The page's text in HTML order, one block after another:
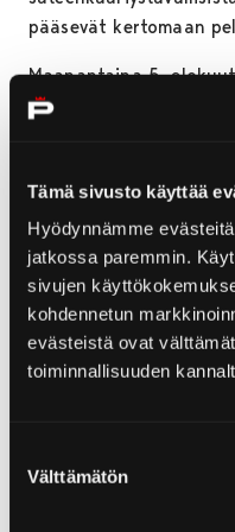
Tämä sivusto käyttää
Hyödynnämme
jatkossa paremmin.
sivujen
kohdennetun
evästeistä ovat
toiminnallisuuden
valinta
Välttämätön
pääsevät kertomaan
Maanantaina 5.
kello 17–18
pihalla. Tapahtumat
hyvinvointirahahanketta.
Torstaina 8. elokuuta
sateenkaariteemainen
kaupunginkirjastossa.
hahmo
Henrietta
esimerkiksi